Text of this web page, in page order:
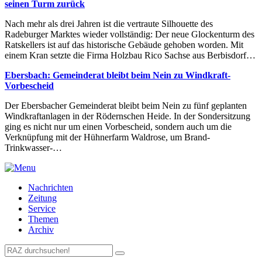
seinen Turm zurück
Nach mehr als drei Jahren ist die vertraute Silhouette des
Radeburger Marktes wieder vollständig: Der neue Glockenturm des
Ratskellers ist auf das historische Gebäude gehoben worden. Mit
einem Kran setzte die Firma Holzbau Rico Sachse aus Berbisdorf…
Ebersbach: Gemeinderat bleibt beim Nein zu Windkraft-
Vorbescheid
Der Ebersbacher Gemeinderat bleibt beim Nein zu fünf geplanten
Windkraftanlagen in der Rödernschen Heide. In der Sondersitzung
ging es nicht nur um einen Vorbescheid, sondern auch um die
Verknüpfung mit der Hühnerfarm Waldrose, um Brand-
Trinkwasser-…
Nachrichten
Zeitung
Service
Themen
Archiv